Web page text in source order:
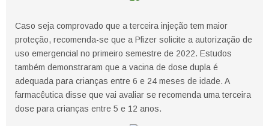
Caso seja comprovado que a terceira injeção tem maior
proteção, recomenda-se que a Pfizer solicite a autorização de
uso emergencial no primeiro semestre de 2022. Estudos
também demonstraram que a vacina de dose dupla é
adequada para crianças entre 6 e 24 meses de idade. A
farmacêutica disse que vai avaliar se recomenda uma terceira
dose para crianças entre 5 e 12 anos.